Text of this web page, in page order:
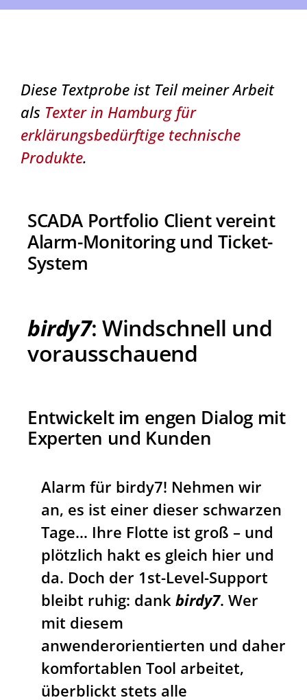
Diese Textprobe ist Teil meiner Arbeit
als Texter in Hamburg für
erklärungsbedürftige technische
Produkte.
SCADA Portfolio Client vereint
Alarm-Monitoring und Ticket-
System
birdy7: Windschnell und
vorausschauend
Entwickelt im engen Dialog mit
Experten und Kunden
Alarm für birdy7! Nehmen wir
an, es ist einer dieser schwarzen
Tage… Ihre Flotte ist groß – und
plötzlich hakt es gleich hier und
da. Doch der 1st-Level-Support
bleibt ruhig: dank birdy7. Wer
mit diesem
anwenderorientierten und daher
komfortablen Tool arbeitet,
überblickt stets alle